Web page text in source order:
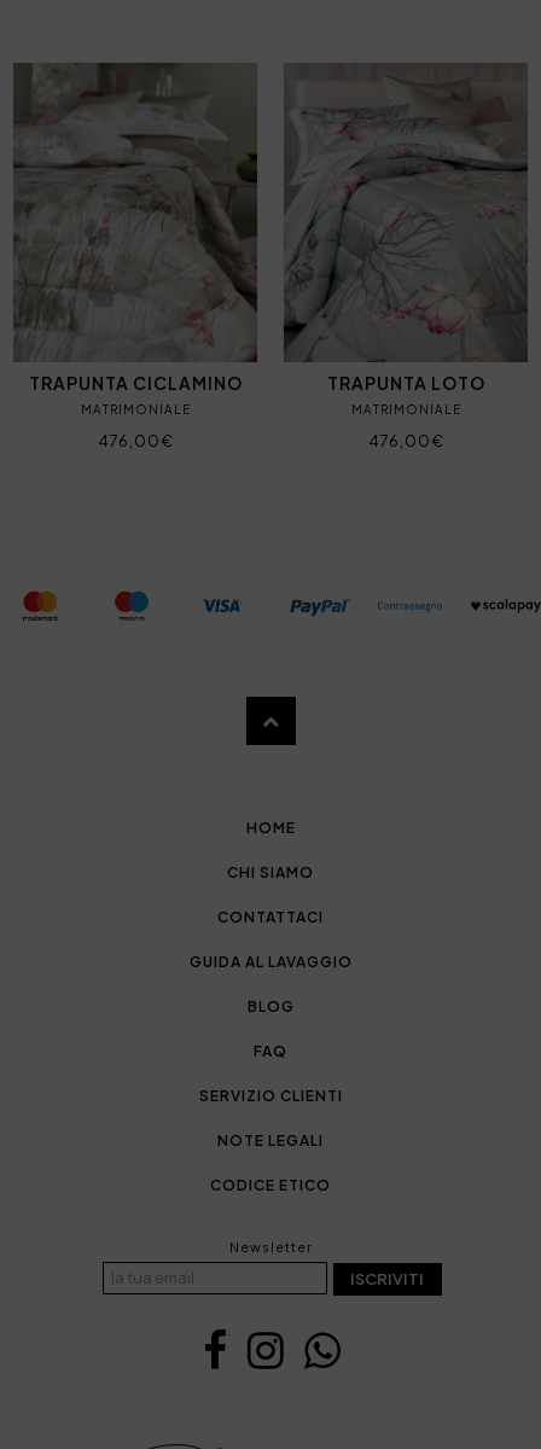
TRAPUNTA CICLAMINO
MATRIMONIALE
476,00€
TRAPUNTA LOTO
MATRIMONIALE
476,00€
HOME
CHI SIAMO
CONTATTACI
GUIDA AL LAVAGGIO
BLOG
FAQ
SERVIZIO CLIENTI
NOTE LEGALI
CODICE ETICO
Newsletter
ISCRIVITI